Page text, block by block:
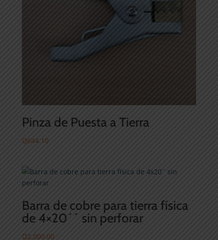
Pinza de Puesta a Tierra
Q644.10
Barra de cobre para tierra física
de 4×20´´ sin perforar
Q2,000.00